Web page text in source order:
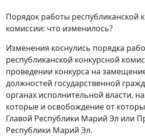
Порядок работы республиканской
комиссии: что изменилось?
Изменения коснулись порядка
республиканской конкурсной
проведении конкурса на
должностей государственной
органах исполнительной власти,
которые и освобождение от
Главой Республики Марий Эл или
Республики Марий Эл.